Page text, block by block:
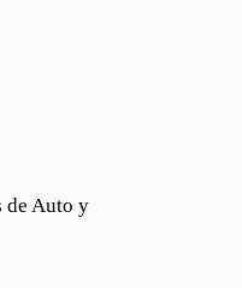
de Auto y